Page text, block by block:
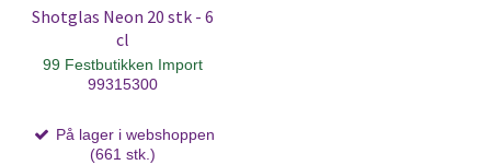
Shotglas Neon 20 stk - 6
cl
99 Festbutikken Import
99315300
På lager i webshoppen
(661 stk.)